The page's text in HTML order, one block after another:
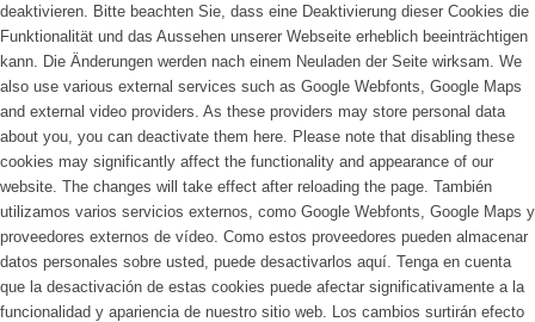
deaktivieren. Bitte beachten Sie, dass eine Deaktivierung dieser Cookies die
Funktionalität und das Aussehen unserer Webseite erheblich beeinträchtigen
kann. Die Änderungen werden nach einem Neuladen der Seite wirksam. We
also use various external services such as Google Webfonts, Google Maps
and external video providers. As these providers may store personal data
about you, you can deactivate them here. Please note that disabling these
cookies may significantly affect the functionality and appearance of our
website. The changes will take effect after reloading the page. También
utilizamos varios servicios externos, como Google Webfonts, Google Maps y
proveedores externos de vídeo. Como estos proveedores pueden almacenar
datos personales sobre usted, puede desactivarlos aquí. Tenga en cuenta
que la desactivación de estas cookies puede afectar significativamente a la
funcionalidad y apariencia de nuestro sitio web. Los cambios surtirán efecto